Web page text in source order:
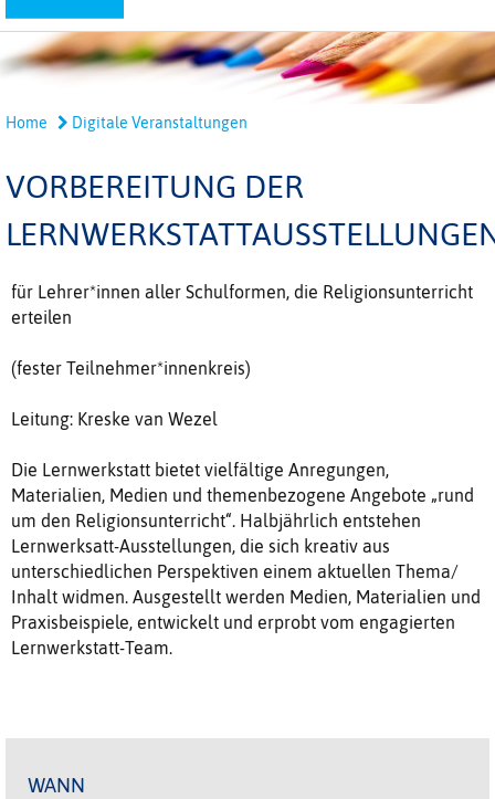
Home Digitale Veranstaltungen
VORBEREITUNG DER
für Lehrer*innen aller Schulformen, die Religionsunterricht
erteilen
(fester Teilnehmer*innenkreis)
Leitung: Kreske van Wezel
Die Lernwerkstatt bietet vielfältige Anregungen,
Materialien, Medien und themenbezogene Angebote „rund
um den Religionsunterricht“. Halbjährlich entstehen
Lernwerksatt-Ausstellungen, die sich kreativ aus
unterschiedlichen Perspektiven einem aktuellen Thema/
Inhalt widmen. Ausgestellt werden Medien, Materialien und
Praxisbeispiele, entwickelt und erprobt vom engagierten
Lernwerkstatt-Team.
WANN